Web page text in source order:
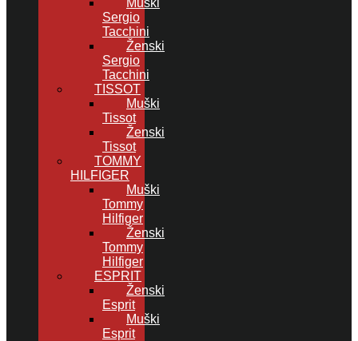
Muški
Sergio
Tacchini
Ženski
Sergio
Tacchini
TISSOT
Muški
Tissot
Ženski
Tissot
TOMMY
HILFIGER
Muški
Tommy
Hilfiger
Ženski
Tommy
Hilfiger
ESPRIT
Ženski
Esprit
Muški
Esprit